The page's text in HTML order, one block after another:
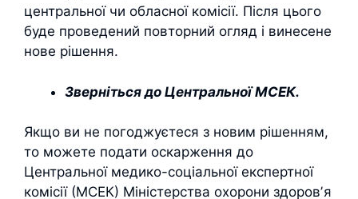
центральної чи обласної комісії. Після цього
буде проведений повторний огляд і винесене
нове рішення.
Зверніться до Центральної МСЕК.
Якщо ви не погоджуєтеся з новим рішенням,
то можете подати оскарження до
Центральної медико-соціальної експертної
комісії (МСЕК) Міністерства охорони здоровʼя